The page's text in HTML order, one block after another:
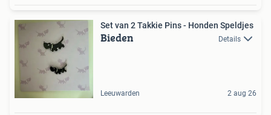
Set van 2 Takkie Pins - Honden Speldjes
Bieden Details
Leeuwarden 2 aug 26